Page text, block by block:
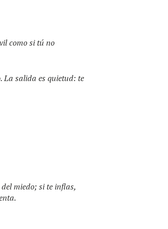
como si tú no
La salida es quietud: te
miedo; si te inflas,